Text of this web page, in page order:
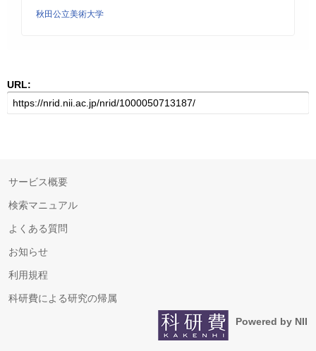
秋田公立美術大学
URL:
サービス概要
検索マニュアル
よくある質問
お知らせ
利用規程
科研費による研究の帰属
Powered by NII